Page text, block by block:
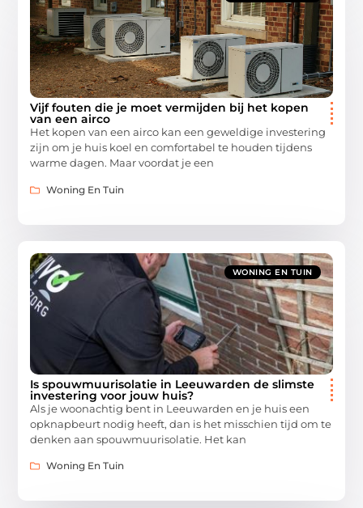
Vijf fouten die je moet vermijden bij het kopen
van een airco
Het kopen van een airco kan een geweldige investering
zijn om je huis koel en comfortabel te houden tijdens
warme dagen. Maar voordat je een
Woning En Tuin
WONING EN TUIN
Is spouwmuurisolatie in Leeuwarden de slimste
investering voor jouw huis?
Als je woonachtig bent in Leeuwarden en je huis een
opknapbeurt nodig heeft, dan is het misschien tijd om te
denken aan spouwmuurisolatie. Het kan
Woning En Tuin